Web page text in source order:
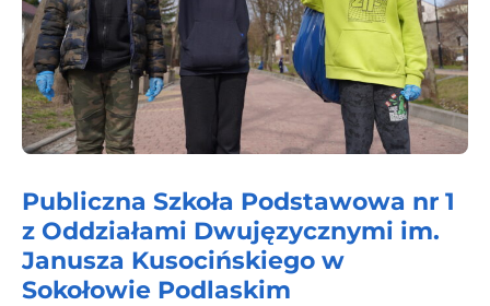
Publiczna Szkoła Podstawowa nr 1
z Oddziałami Dwujęzycznymi im.
Janusza Kusocińskiego w
Sokołowie Podlaskim